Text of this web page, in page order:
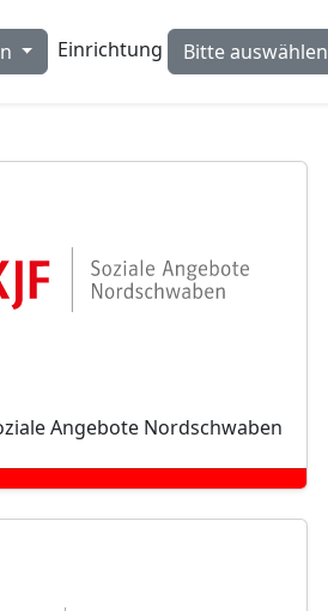
Einrichtung Bitte auswählen
Angebote Nordschwaben